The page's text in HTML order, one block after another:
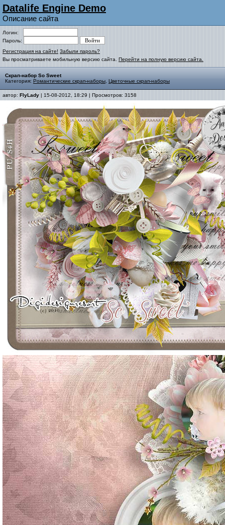
Datalife Engine Demo
Описание сайта
Логин:
Пароль:
Регистрация на сайте! Забыли пароль?
Вы просматриваете мобильную версию сайта. Перейти на полную версию сайта.
Скрап-набор So Sweet
Категория: Романтические скрап-наборы Цветочные скрап-наборы
автор: FlyLady | 15-08-2012, 18:29 | Просмотров: 3158